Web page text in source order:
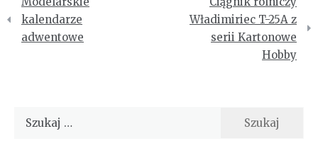
wpisu
kalendarze
adwentowe
Władimiriec T-25A z
serii Kartonowe
Hobby
Szukaj: